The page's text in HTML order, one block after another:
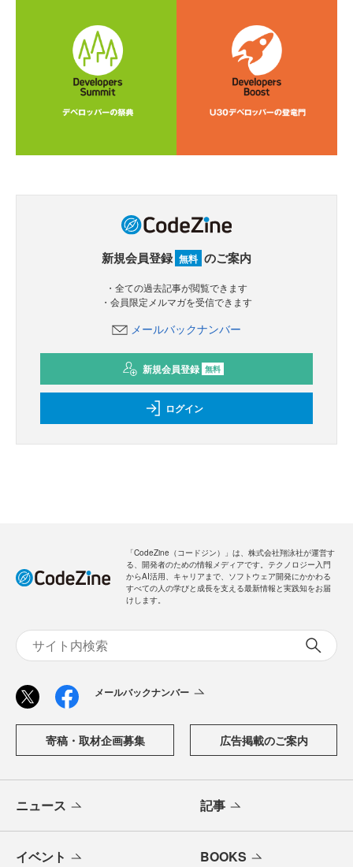
新規会員登録 無料 のご案内
・全ての過去記事が閲覧できます
・会員限定メルマガを受信できます
メールバックナンバー
新規会員登録 無料
ログイン
「CodeZine（コードジン）」は、株式会社翔泳社が運営す
る、開発者のための情報メディアです。テクノロジー入門
からAI活用、キャリアまで、ソフトウェア開発にかかわる
すべての人の学びと成長を支える最新情報と実践知をお届
けします。
メールバックナンバー
寄稿・取材企画募集 広告掲載のご案内
ニュース 記事
イベント BOOKS